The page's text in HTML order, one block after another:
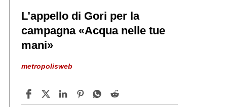
L’appello di Gori per la
campagna «Acqua nelle tue
mani»
metropolisweb